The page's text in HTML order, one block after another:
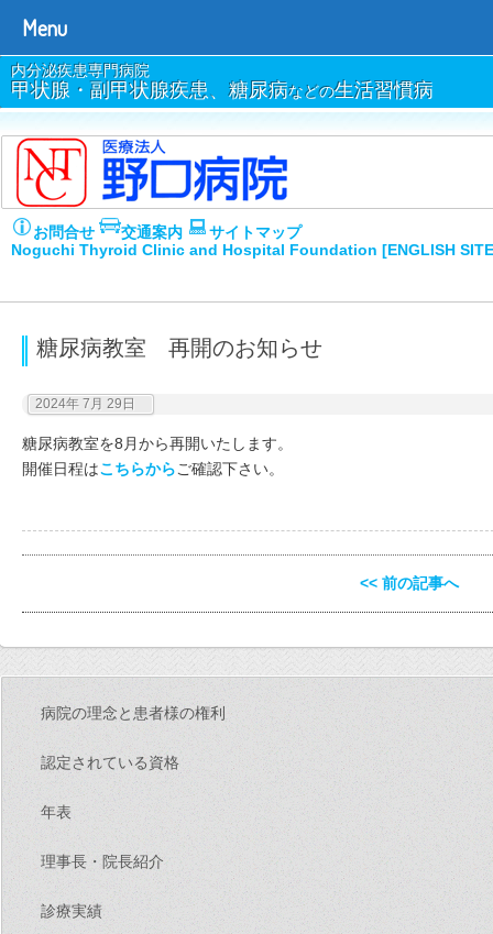
内分泌疾患専門病院
甲状腺・副甲状腺疾患、糖尿病などの生活習慣病
お問合せ 交通案内
サイトマップ
Noguchi Thyroid Clinic and Hospital Foundation [ENGLISH
糖尿病教室 再開のお知らせ
2024年 7月 29日
糖尿病教室を8月から再開いたします。
開催日程はこちらからご確認下さい。
<< 前の記事へ
病院の理念と患者様の権利
認定されている資格
年表
理事長・院長紹介
診療実績
Menu